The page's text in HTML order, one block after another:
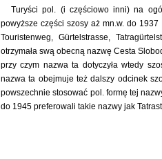
Turyści pol. (i częściowo inni) na
powyższe części szosy aż mn.w. do
Touristenweg, Gürtelstrasse,
otrzymała swą obecną nazwę Cesta
przy czym nazwa ta dotyczyła wtedy
nazwa ta obejmuje też dalszy odcinek
powszechnie stosować pol. formę tej
do 1945 preferowali takie nazwy jak